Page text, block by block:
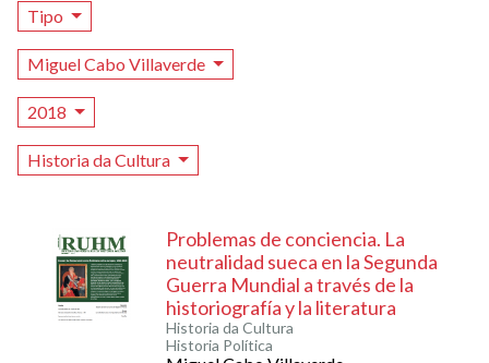
Tipo
Miguel Cabo Villaverde
2018
Historia da Cultura
Problemas de conciencia. La
neutralidad sueca en la Segunda
Guerra Mundial a través de la
historiografía y la literatura
Historia da Cultura
Historia Política